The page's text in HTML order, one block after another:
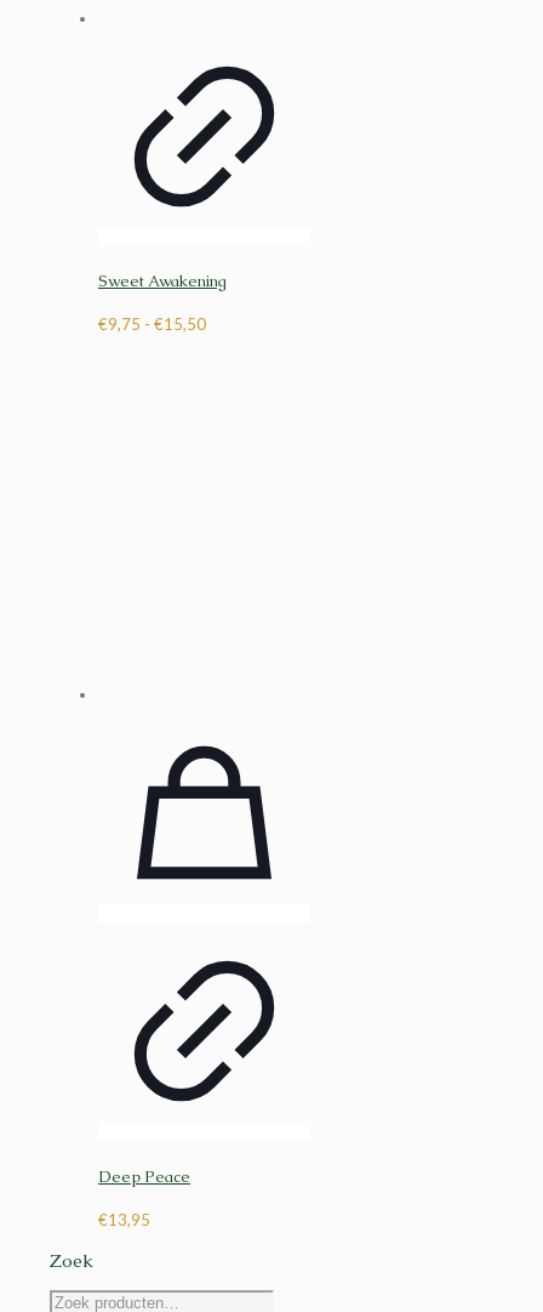
Sweet Awakening
€9,75 - €15,50Prijsklasse:
Deep Peace
€13,95
Zoek
Zoeken